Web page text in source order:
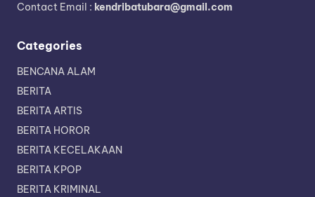
Contact Email : kendribatubara@gmail.com
Categories
BENCANA ALAM
BERITA
BERITA ARTIS
BERITA HOROR
BERITA KECELAKAAN
BERITA KPOP
BERITA KRIMINAL